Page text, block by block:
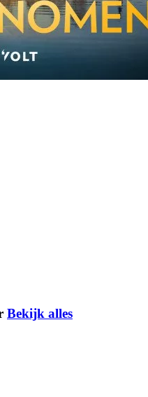
Bekijk alles